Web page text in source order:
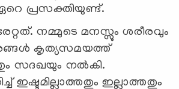
പ്രസക്തിയുണ്ട്.
നമ്മുടെ മനസ്സും ശരീരവും
കൃത്യസമയത്ത്
സദഖയും നല്‍കി.
ഇല്ലാത്തതും